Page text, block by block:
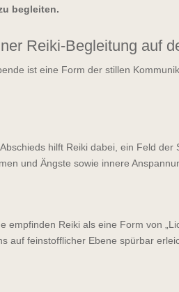
begleiten.
Reiki-Begleitung auf
ist eine Form der stillen
hilft Reiki dabei, ein Feld
und Ängste sowie innere
empfinden Reiki als eine Form von
auf feinstofflicher Ebene spürbar